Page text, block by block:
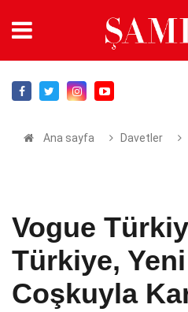
Ana sayfa Davetler
Vogue
Türkiye,
Coşkuyla